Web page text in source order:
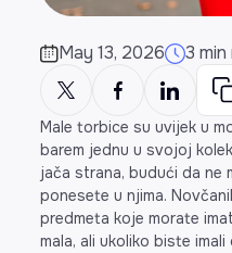
May 13, 2026
3 min
Male torbice su uvijek u
barem jednu u svojoj
jača strana, budući da ne
ponesete u njima.
predmeta koje morate
mala, ali ukoliko biste